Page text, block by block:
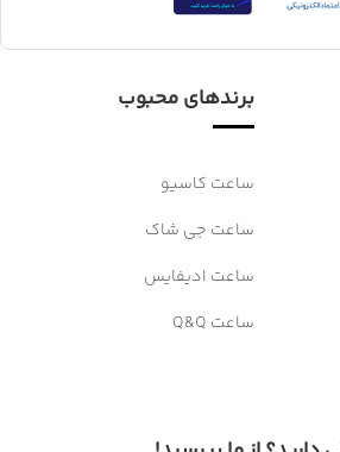
برندهای محبوب
ساعت کاسیو
ساعت جی شاک
ساعت ادیفایس
ساعت Q&Q